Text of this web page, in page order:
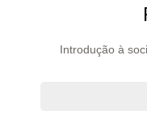
Introdução à